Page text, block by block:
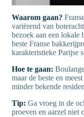
Waarom gaan?
variërend van
bezoek aan een lokale
beste Franse
karakteristieke Parijse
Hoe te gaan:
maar de beste en
minder bekende
Tip: Ga vroeg in de
proeven en aarzel niet